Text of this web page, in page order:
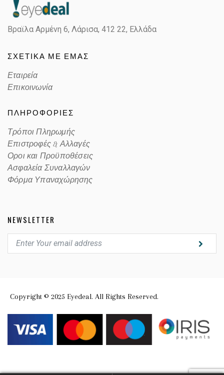
Color
Lens Color MIRROR GOLD-PINK,BROWN
Color code
Βραϊλα Αρμένη 6, Λάρισα, 412 22, Ελλάδα
ΣΧΕΤΙΚΑ ΜΕ ΕΜΑΣ
Εταιρεία
Επικοινωνία
ΠΛΗΡΟΦΟΡΙΕΣ
Τρόποι Πληρωμής
Επιστροφές & Αλλαγές
Οροι και Προϋποθέσεις
Ασφαλεία Συναλλαγών
Φόρμα Υπαναχώρησης
NEWSLETTER
Copyright © 2025 Eyedeal. All Rights Reserved.